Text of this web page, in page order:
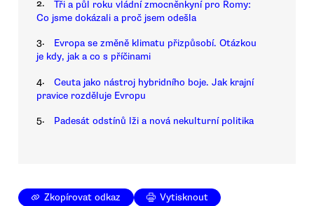
2.
Tři a půl roku vládní zmocněnkyní pro Romy:
Co jsme dokázali a proč jsem odešla
3.
Evropa se změně klimatu přizpůsobí. Otázkou
je kdy, jak a co s příčinami
4.
Ceuta jako nástroj hybridního boje. Jak krajní
pravice rozděluje Evropu
5. Padesát odstínů lži a nová nekulturní politika
Zkopírovat odkaz Vytisknout